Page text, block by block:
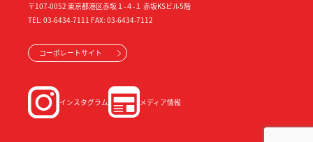
〒107-0052 東京都港区赤坂１-４-１ 赤坂KSビル5階
TEL: 03-6434-7111 FAX: 03-6434-7112
コーポレートサイト
インスタグラム メディア情報